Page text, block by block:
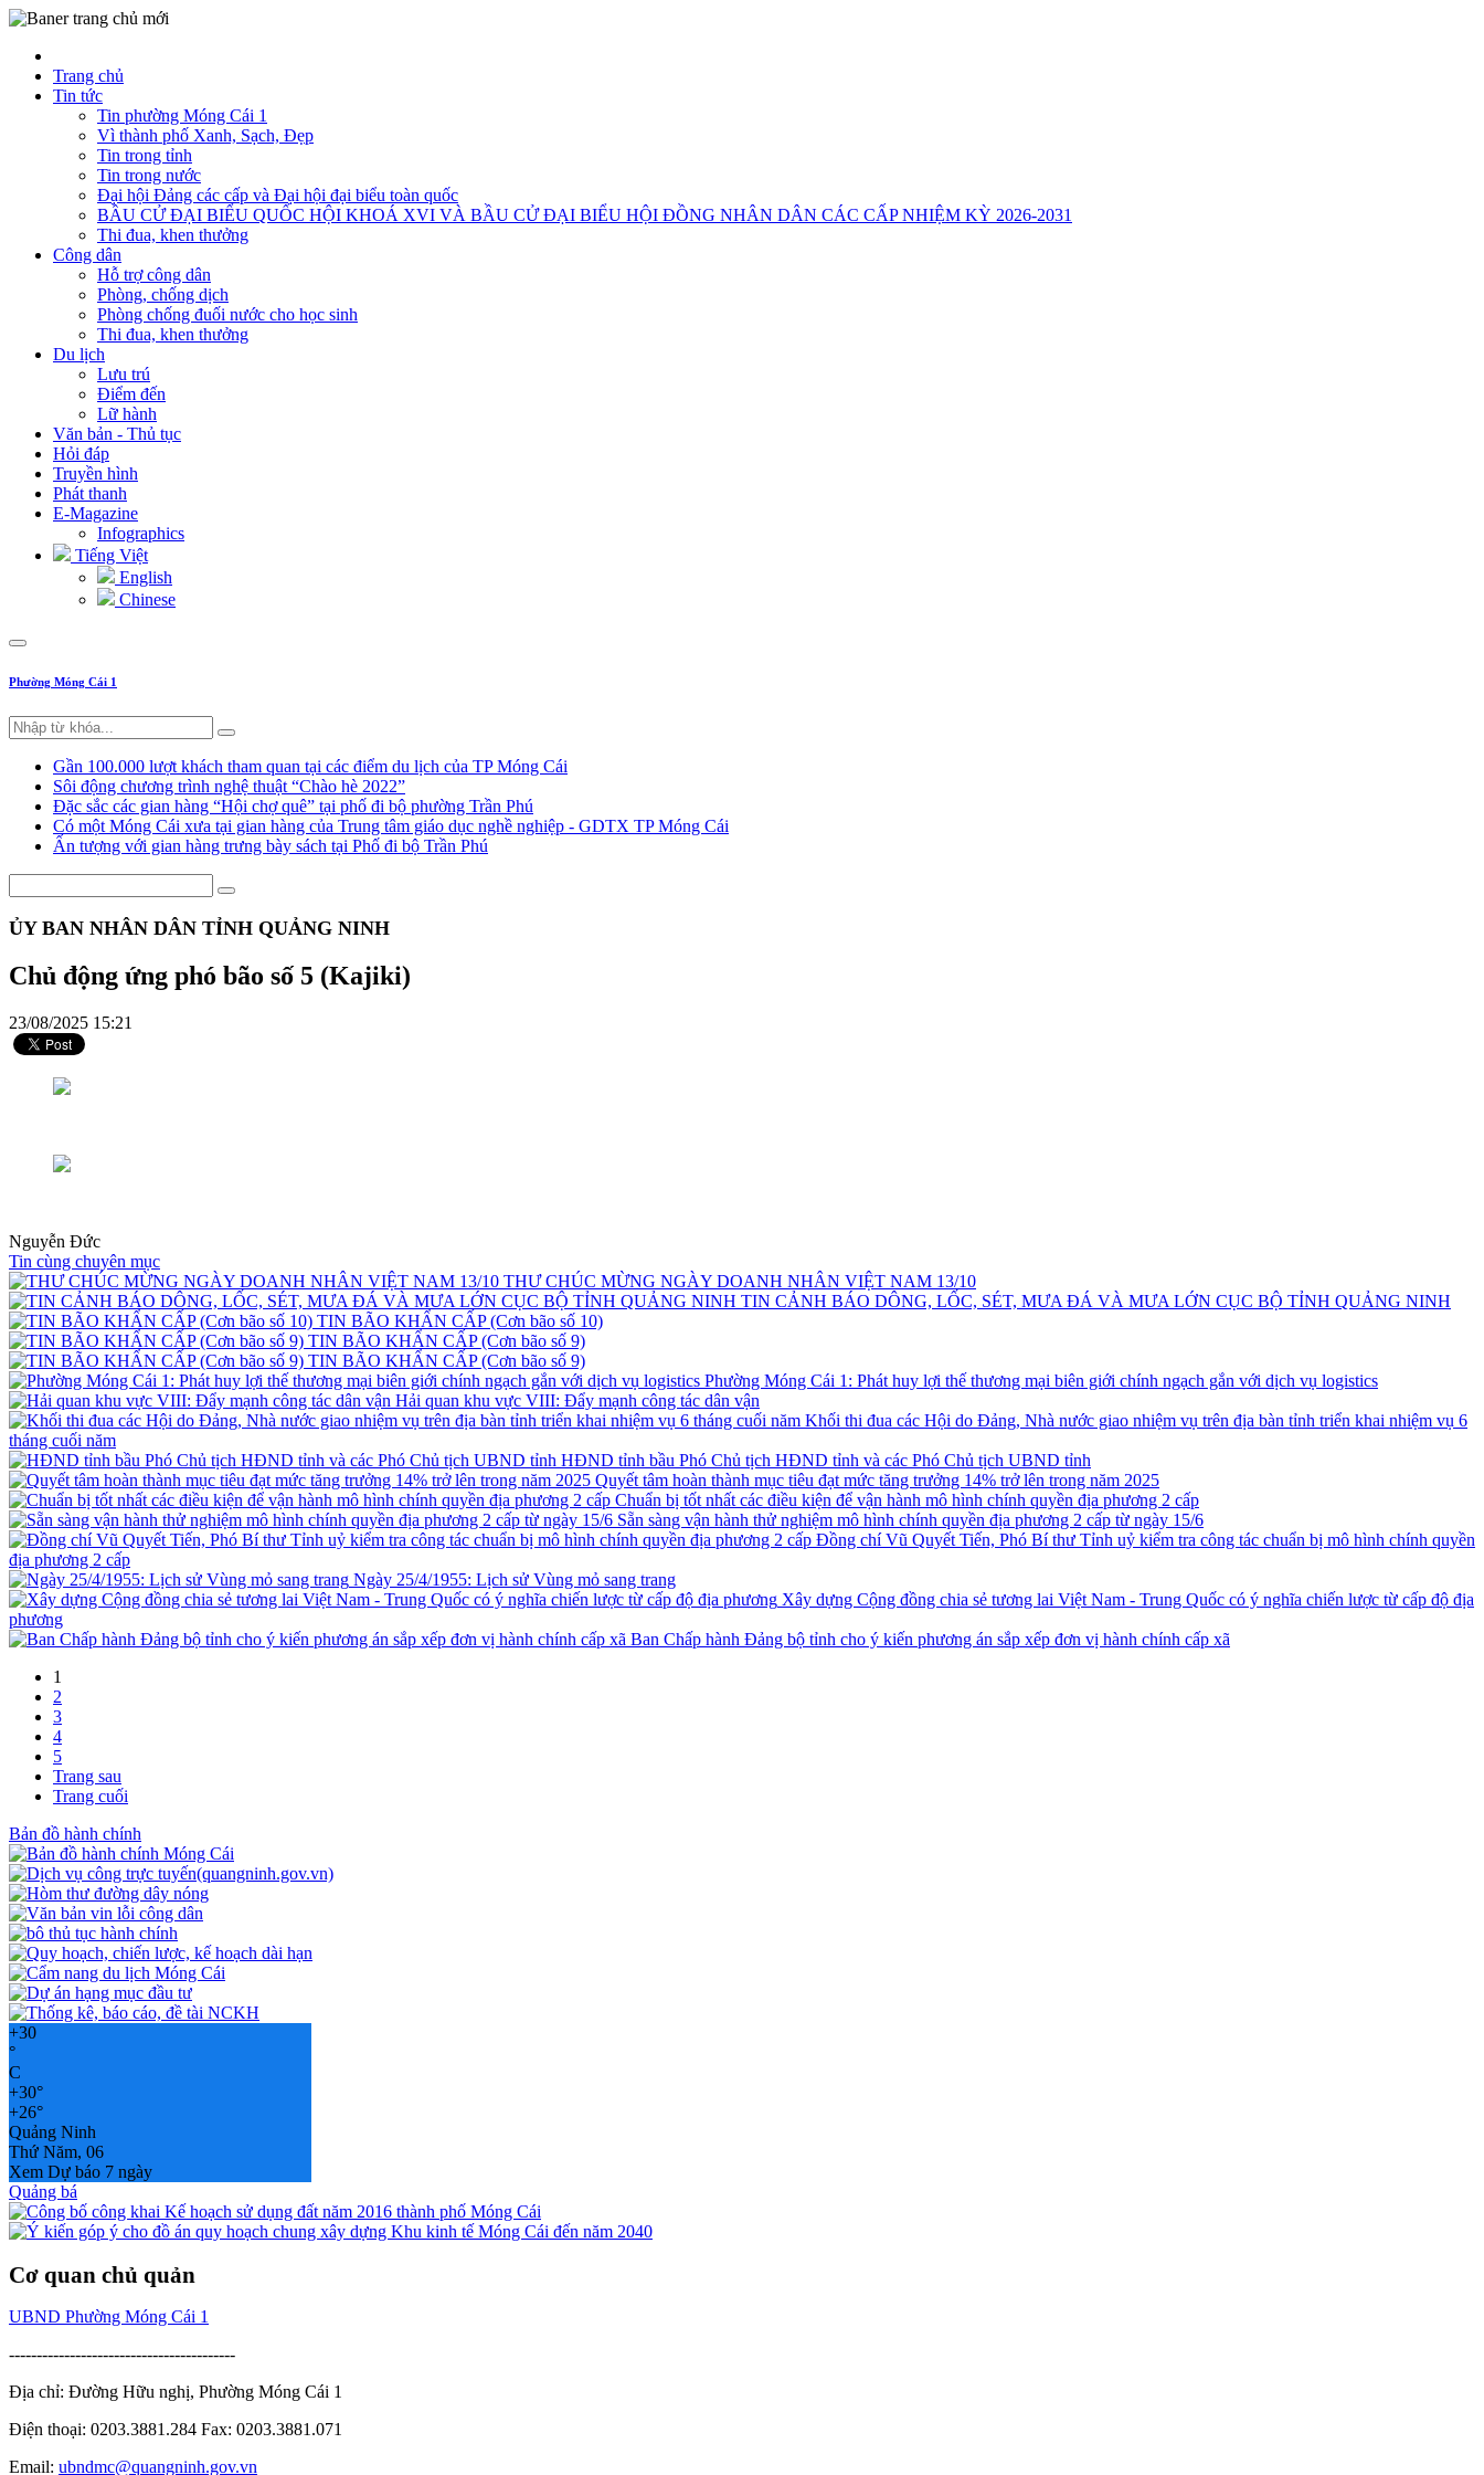
Trang chủ
Tin tức
Tin phường Móng Cái 1
Vì thành phố Xanh, Sạch, Đẹp
Tin trong tỉnh
Tin trong nước
Đại hội Đảng các cấp và Đại hội đại biểu toàn quốc
BẦU CỬ ĐẠI BIỂU QUỐC HỘI KHOÁ XVI VÀ BẦU CỬ ĐẠI BIỂU HỘI ĐỒNG NHÂN DÂN CÁC CẤP NHIỆM KỲ 2026-2031
Thi đua, khen thưởng
Công dân
Hỗ trợ công dân
Phòng, chống dịch
Phòng chống đuối nước cho học sinh
Thi đua, khen thưởng
Du lịch
Lưu trú
Điểm đến
Lữ hành
Văn bản - Thủ tục
Hỏi đáp
Truyền hình
Phát thanh
E-Magazine
Infographics
Tiếng Việt
English
Chinese
Phường Móng Cái 1
Gần 100.000 lượt khách tham quan tại các điểm du lịch của TP Móng Cái
Sôi động chương trình nghệ thuật “Chào hè 2022”
Đặc sắc các gian hàng “Hội chợ quê” tại phố đi bộ phường Trần Phú
Có một Móng Cái xưa tại gian hàng của Trung tâm giáo dục nghề nghiệp - GDTX TP Móng Cái
Ấn tượng với gian hàng trưng bày sách tại Phố đi bộ Trần Phú
ỦY BAN NHÂN DÂN TỈNH QUẢNG NINH
Chủ động ứng phó bão số 5 (Kajiki)
23/08/2025 15:21
Nguyễn Đức
Tin cùng chuyên mục
THƯ CHÚC MỪNG NGÀY DOANH NHÂN VIỆT NAM 13/10
TIN CẢNH BÁO DÔNG, LỐC, SÉT, MƯA ĐÁ VÀ MƯA LỚN CỤC BỘ TỈNH QUẢNG NINH
TIN BÃO KHẨN CẤP (Cơn bão số 10)
TIN BÃO KHẨN CẤP (Cơn bão số 9)
TIN BÃO KHẨN CẤP (Cơn bão số 9)
Phường Móng Cái 1: Phát huy lợi thế thương mại biên giới chính ngạch gắn với dịch vụ logistics
Hải quan khu vực VIII: Đẩy mạnh công tác dân vận
Khối thi đua các Hội do Đảng, Nhà nước giao nhiệm vụ trên địa bàn tỉnh triển khai nhiệm vụ 6
tháng cuối năm
HĐND tỉnh bầu Phó Chủ tịch HĐND tỉnh và các Phó Chủ tịch UBND tỉnh
Quyết tâm hoàn thành mục tiêu đạt mức tăng trưởng 14% trở lên trong năm 2025
Chuẩn bị tốt nhất các điều kiện để vận hành mô hình chính quyền địa phương 2 cấp
Sẵn sàng vận hành thử nghiệm mô hình chính quyền địa phương 2 cấp từ ngày 15/6
Đồng chí Vũ Quyết Tiến, Phó Bí thư Tỉnh uỷ kiểm tra công tác chuẩn bị mô hình chính quyền
địa phương 2 cấp
Ngày 25/4/1955: Lịch sử Vùng mỏ sang trang
Xây dựng Cộng đồng chia sẻ tương lai Việt Nam - Trung Quốc có ý nghĩa chiến lược từ cấp độ địa
phương
Ban Chấp hành Đảng bộ tỉnh cho ý kiến phương án sắp xếp đơn vị hành chính cấp xã
1
2
3
4
5
Trang sau
Trang cuối
Bản đồ hành chính
+30
°
C
+30°
+26°
Quảng Ninh
Thứ Năm, 06
Xem Dự báo 7 ngày
Quảng bá
Cơ quan chủ quản
UBND Phường Móng Cái 1
-----------------------------------------
Địa chỉ: Đường Hữu nghị, Phường Móng Cái 1
Điện thoại: 0203.3881.284 Fax: 0203.3881.071
Email: ubndmc@quangninh.gov.vn